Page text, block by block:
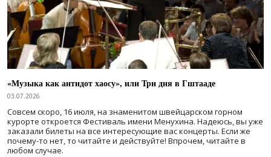
«Музыка как антидот хаосу», или Три дня в Гштааде
03.07.2026
Совсем скоро, 16 июля, на знаменитом швейцарском горном
курорте откроется Фестиваль имени Менухина. Надеюсь, вы уже
заказали билеты на все интересующие вас концерты. Если же
почему-то нет, то читайте и действуйте! Впрочем, читайте в
любом случае.